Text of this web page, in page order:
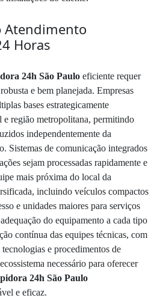
Atendimento
Horas
24h São Paulo eficiente requer
e bem planejada. Empresas
bases estrategicamente
e região metropolitana, permitindo
independentemente da
Sistemas de comunicação integrados
sejam processadas rapidamente e
mais próxima do local da
incluindo veículos compactos
e unidades maiores para serviços
do equipamento a cada tipo
contínua das equipes técnicas, com
e procedimentos de
necessário para oferecer
24h São Paulo
e eficaz.